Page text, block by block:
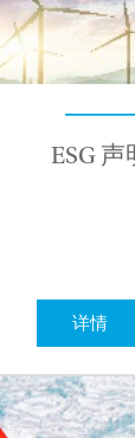
ESG 声
详情